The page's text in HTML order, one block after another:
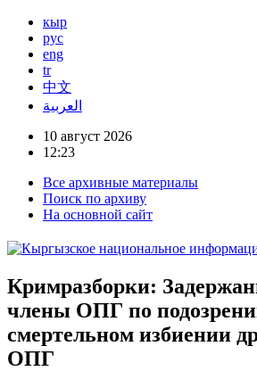
кыр
рус
eng
tr
中文
العربية
10 август 2026
12:23
Все архивные материалы
Поиск по архиву
На основной сайт
Кримразборки:
члены ОПГ по
смертельном избиении
ОПГ